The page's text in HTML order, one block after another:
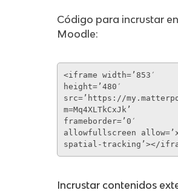
Código para incrustar en
Moodle:
<iframe width=’853′
height=’480′
src=’https://
m=Mq4XLTkCxJk’
frameborder=’0′
allowfullscreen
spatial-tracking’></
Incrustar contenidos